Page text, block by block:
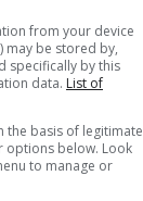
por ai ka
fitojë më
from your device
may be stored by,
specifically by this
data. List of
the basis of legitimate
options below. Look
to manage or